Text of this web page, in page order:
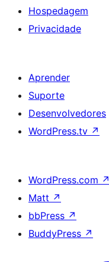
Hospedagem
Privacidade
Aprender
Suporte
Desenvolvedores
WordPress.tv ↗
WordPress.com ↗
Matt ↗
bbPress ↗
BuddyPress ↗